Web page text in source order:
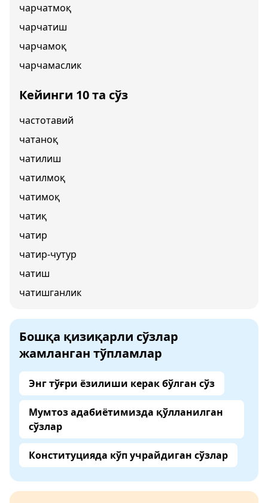
чарчатмоқ
чарчатиш
чарчамоқ
чарчамаслик
Кейинги 10 та сўз
частотавий
чатаноқ
чатилиш
чатилмоқ
чатимоқ
чатиқ
чатир
чатир-чутур
чатиш
чатишганлик
Бошқа қизиқарли сўзлар
жамланган тўпламлар
Энг тўғри ёзилиши керак бўлган сўз
Мумтоз адабиётимизда қўлланилган
сўзлар
Конституцияда кўп учрайдиган сўзлар